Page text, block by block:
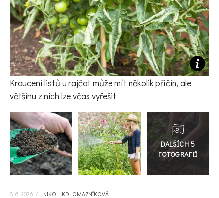
KVÍZY A TESTY
Kroucení listů u rajčat může mít několik příčin, ale
většinu z nich lze včas vyřešit
Přejít
do
galerie
8. 6. 2026 / NIKOL KOLOMAZNÍKOVÁ